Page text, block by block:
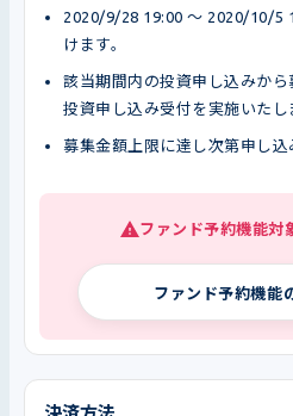
2020/9/28 19:00 〜 2020/10/5
けます。
該当期間内の投資申し込みか
投資申し込み受付を実施いたし
募集金額上限に達し次第申し込
ファンド予約機能対
ファンド予約機能